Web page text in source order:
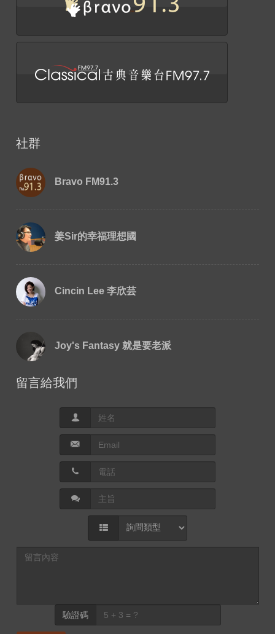
社群
Bravo FM91.3
姜Sir的幸福理想國
Cincin Lee 李欣芸
Joy's Fantasy 就是要老派
留言給我們
驗證碼